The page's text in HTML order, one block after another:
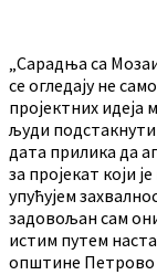
„Сарадња са
се огледају не
пројектних идеја
људи подстакнути
дата прилика да
за пројекат који
упућујем
задовољан сам
истим путем
општине